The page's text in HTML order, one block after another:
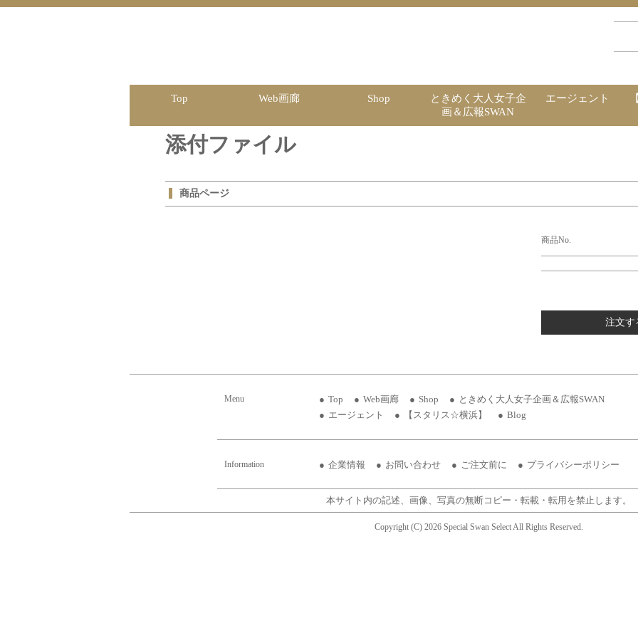
Top Web画廊 Shop
ときめく大人女子企
画＆広報SWAN
エージェント
添付ファイル
商品ページ
商品No.
注文す
Menu Top Web画廊 Shop
ときめく大人女子企画＆広報SWAN
エージェント
【スタリス☆横浜】 Blog
Information 企業情報 お問い合わせ ご注文前に プライバシーポリシー
本サイト内の記述、画像、写真の無断コピー・転載・転用を禁止します。
Copyright (C) 2026 Special Swan Select All Rights Reserved.